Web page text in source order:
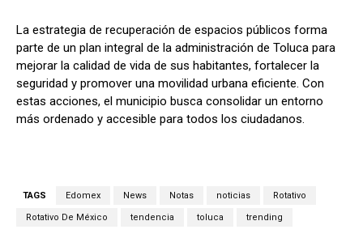
La estrategia de recuperación de espacios públicos forma
parte de un plan integral de la administración de Toluca para
mejorar la calidad de vida de sus habitantes, fortalecer la
seguridad y promover una movilidad urbana eficiente. Con
estas acciones, el municipio busca consolidar un entorno
más ordenado y accesible para todos los ciudadanos.
TAGS Edomex News Notas noticias Rotativo
Rotativo De México tendencia toluca trending